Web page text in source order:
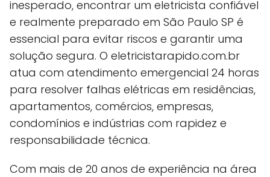
inesperado, encontrar um eletricista confiável
e realmente preparado em São Paulo SP é
essencial para evitar riscos e garantir uma
solução segura. O eletricistarapido.com.br
atua com atendimento emergencial 24 horas
para resolver falhas elétricas em residências,
apartamentos, comércios, empresas,
condomínios e indústrias com rapidez e
responsabilidade técnica.
Com mais de 20 anos de experiência na área